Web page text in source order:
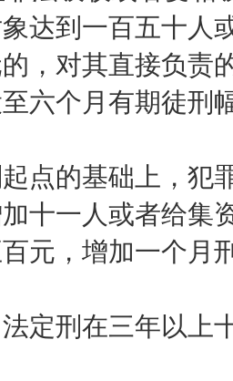
达到一百五十人
，对其直接负责
六个月有期徒刑
的基础上，犯
十一人或者给集
元，增加一个月
刑在三年以上